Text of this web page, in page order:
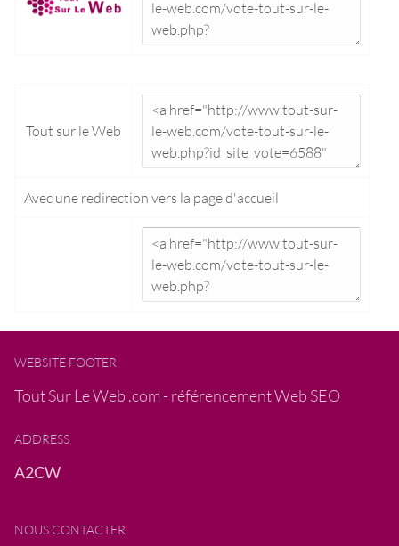
Tout sur le Web
Avec une redirection vers la page d'accueil
WEBSITE FOOTER
Tout Sur Le Web .com - référencement Web SEO
ADDRESS
A2CW
NOUS CONTACTER